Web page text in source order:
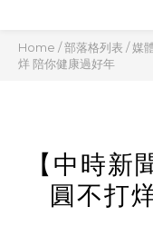
【限時特
Home /部落格列表 /媒
烊 陪你健康過好年
【中時新
圓不打